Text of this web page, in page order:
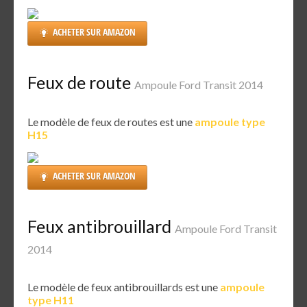
ACHETER SUR AMAZON
Feux de route Ampoule Ford Transit 2014
Le modèle de feux de routes est une ampoule type
H15
ACHETER SUR AMAZON
Feux antibrouillard Ampoule Ford Transit
2014
Le modèle de feux antibrouillards est une ampoule
type H11